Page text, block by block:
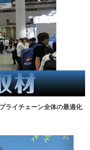
ライチェーン全体の最適化